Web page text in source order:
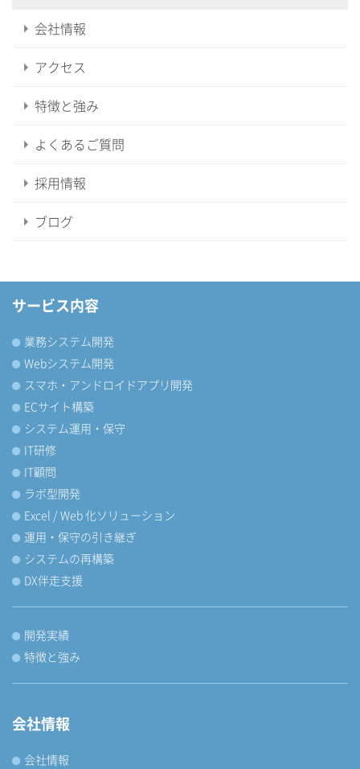
会社情報
アクセス
特徴と強み
よくあるご質問
採用情報
ブログ
サービス内容
業務システム開発
Webシステム開発
スマホ・アンドロイドアプリ開発
ECサイト構築
システム運用・保守
IT研修
IT顧問
ラボ型開発
Excel / Web 化ソリューション
運用・保守の引き継ぎ
システムの再構築
DX伴走支援
開発実績
特徴と強み
会社情報
会社情報